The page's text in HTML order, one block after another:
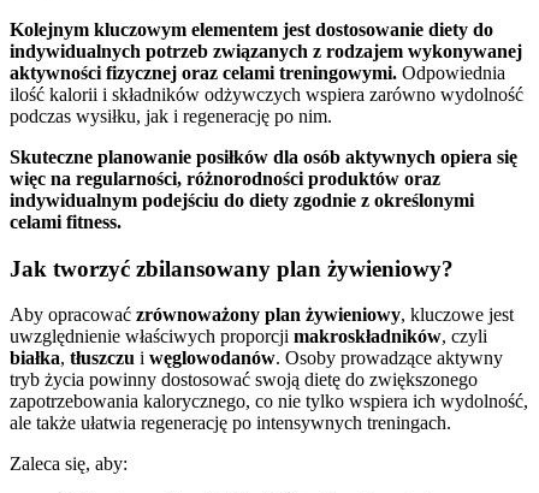
Kolejnym kluczowym elementem jest dostosowanie diety do
indywidualnych potrzeb związanych z rodzajem wykonywanej
aktywności fizycznej oraz celami treningowymi. Odpowiednia
ilość kalorii i składników odżywczych wspiera zarówno wydolność
podczas wysiłku, jak i regenerację po nim.
Skuteczne planowanie posiłków dla osób aktywnych opiera się
więc na regularności, różnorodności produktów oraz
indywidualnym podejściu do diety zgodnie z określonymi
celami fitness.
Jak tworzyć zbilansowany plan żywieniowy?
Aby opracować zrównoważony plan żywieniowy, kluczowe jest
uwzględnienie właściwych proporcji makroskładników, czyli
białka, tłuszczu i węglowodanów. Osoby prowadzące aktywny
tryb życia powinny dostosować swoją dietę do zwiększonego
zapotrzebowania kalorycznego, co nie tylko wspiera ich wydolność,
ale także ułatwia regenerację po intensywnych treningach.
Zaleca się, aby: